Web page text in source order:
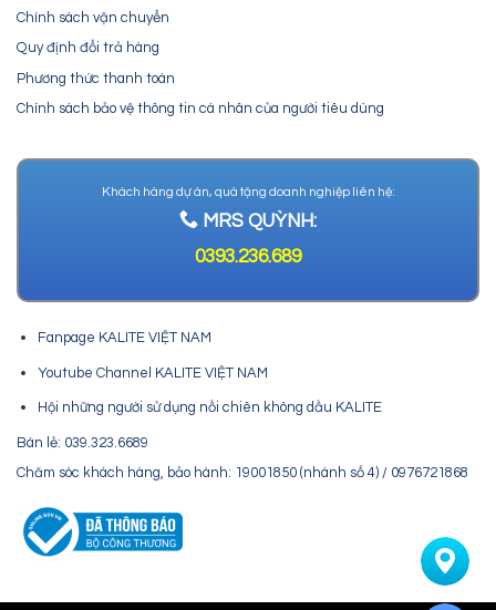
Chính sách vận chuyển
Quy định đổi trả hàng
Phương thức thanh toán
Chính sách bảo vệ thông tin cá nhân của người tiêu dùng
Khách hàng dự án, quà tặng doanh nghiệp liên hệ:
MRS QUỲNH:
0393.236.689
Fanpage KALITE VIỆT NAM
Youtube Channel KALITE VIỆT NAM
Hội những người sử dụng nồi chiên không dầu KALITE
Bán lẻ: 039.323.6689
Chăm sóc khách hàng, bảo hành: 19001850 (nhánh số 4) / 0976721868